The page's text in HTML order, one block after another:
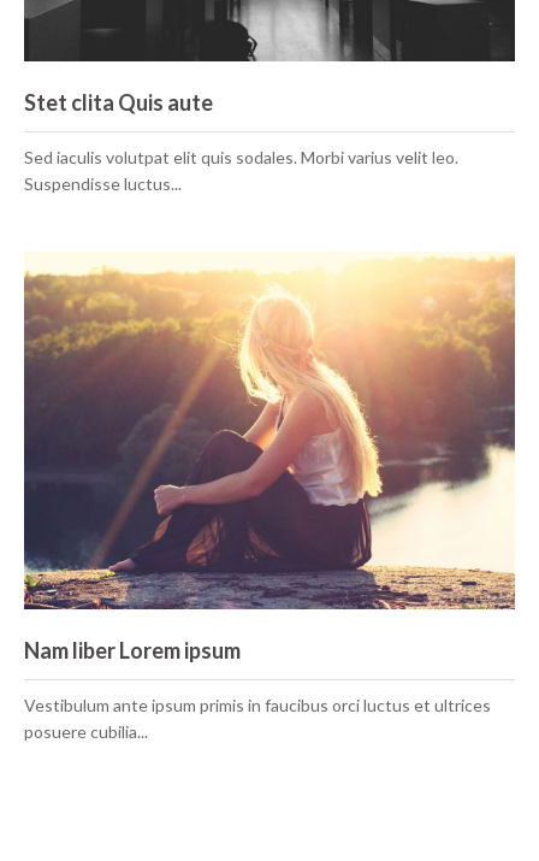
Stet clita Quis aute
Sed iaculis volutpat elit quis sodales. Morbi varius velit leo.
Suspendisse luctus...
Nam liber Lorem ipsum
Vestibulum ante ipsum primis in faucibus orci luctus et ultrices
posuere cubilia...